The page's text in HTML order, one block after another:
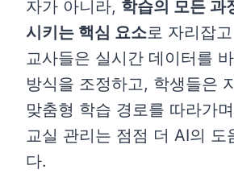
자가 아니라, 학습의 모든 과
시키는 핵심 요소로 자리잡
교사들은 실시간 데이터를
방식을 조정하고, 학생들은
맞춤형 학습 경로를 따라가
교실 관리는 점점 더 AI의 도
다.